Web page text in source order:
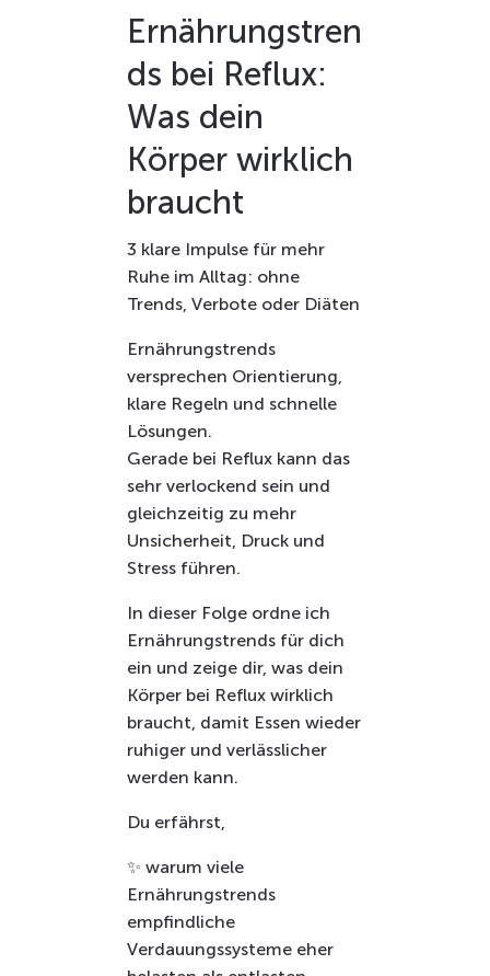
Ernährungstren
ds bei Reflux:
Was dein
Körper wirklich
braucht
3 klare Impulse für mehr
Ruhe im Alltag: ohne
Trends, Verbote oder Diäten
Ernährungstrends
versprechen Orientierung,
klare Regeln und schnelle
Lösungen.
Gerade bei Reflux kann das
sehr verlockend sein und
gleichzeitig zu mehr
Unsicherheit, Druck und
Stress führen.
In dieser Folge ordne ich
Ernährungstrends für dich
ein und zeige dir, was dein
Körper bei Reflux wirklich
braucht, damit Essen wieder
ruhiger und verlässlicher
werden kann.
Du erfährst,
✨ warum viele
Ernährungstrends
empfindliche
Verdauungssysteme eher